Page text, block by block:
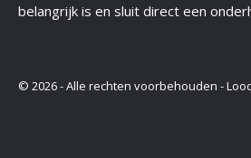
belangrijk is en sluit direct een
© 2026 - Alle rechten voorbehouden -